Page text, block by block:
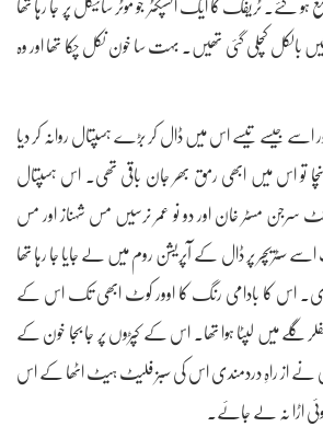
ہو گئے۔ ٹریفک کا ایک انسپکٹر جو موٹر سائیکل پر جا رہا تھا
بالکل کچلی گئی تھیں۔ بہت سا خون نکل چکا تھا اور وہ
اور اسے جیسے تیسے اس میں ڈال کر بڑے ہسپتال روانہ کر دیا
تو اس میں ابھی رمق بھر جان باقی تھی۔ اس ہسپتال
سرجن مسٹر خان اور دو نو عمر نرسیں مس شہناز اور مس
سٹریچر پر ڈال کے آپریشن روم میں لے جایا جا رہا تھا
اس کا بادامی رنگ کا اوور کوٹ ابھی تک اس کے
گلے میں لپٹا ہوا تھا۔ اس کے کپڑوں پر جا بجا خون کے
از راہِ دردمندی اس کی سبز فلیٹ ہیٹ اٹھا کے اس
اڑا نہ لے جائے۔